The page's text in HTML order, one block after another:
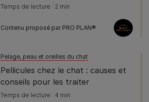
Temps de lecture : 2 min
Contenu proposé par PRO PLAN®
Pelage, peau et oreilles du chat
Pellicules chez le chat : causes et
conseils pour les traiter
Temps de lecture : 4 min